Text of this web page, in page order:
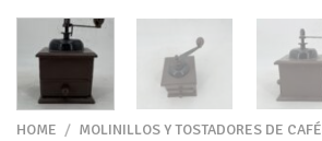
HOME / MOLINILLOS Y TOSTADORES DE CAFÉ